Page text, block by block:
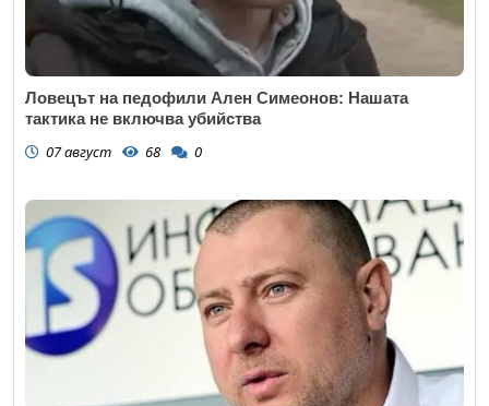
Ловецът на педофили Ален Симеонов: Нашата
тактика не включва убийства
07 август 68 0